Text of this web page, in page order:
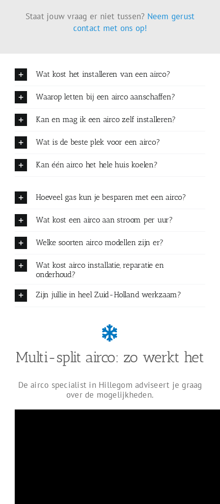
Staat jouw vraag er niet tussen? Neem gerust
contact met ons op!
Wat kost het installeren van een airco?
Waarop letten bij een airco aanschaffen?
Kan en mag ik een airco zelf installeren?
Wat is de beste plek voor een airco?
Kan één airco het hele huis koelen?
Hoeveel gas kun je besparen met een airco?
Wat kost een airco aan stroom per uur?
Welke soorten airco modellen zijn er?
Wat kost airco installatie, reparatie en
onderhoud?
Zijn jullie in heel Zuid-Holland werkzaam?
Multi-split airco: zo werkt het
De airco specialist in Hillegom adviseert je graag
over de mogelijkheden.